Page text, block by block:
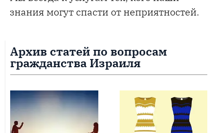
знания могут спасти от неприятностей.
Архив статей по вопросам
гражданства Израиля